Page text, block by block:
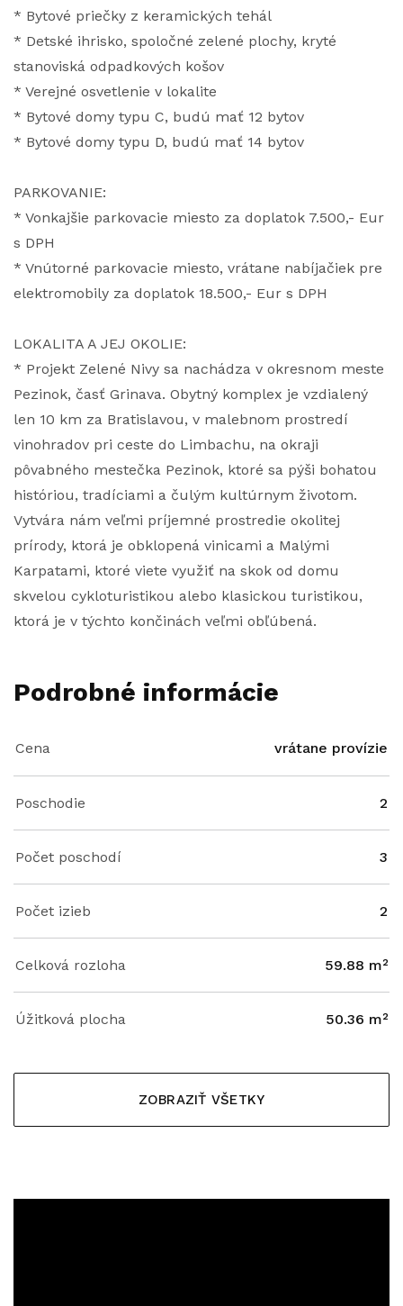
* Bytové priečky z keramických tehál
* Detské ihrisko, spoločné zelené plochy, kryté
stanoviská odpadkových košov
* Verejné osvetlenie v lokalite
* Bytové domy typu C, budú mať 12 bytov
* Bytové domy typu D, budú mať 14 bytov
PARKOVANIE:
* Vonkajšie parkovacie miesto za doplatok 7.500,- Eur
s DPH
* Vnútorné parkovacie miesto, vrátane nabíjačiek pre
elektromobily za doplatok 18.500,- Eur s DPH
LOKALITA A JEJ OKOLIE:
* Projekt Zelené Nivy sa nachádza v okresnom meste
Pezinok, časť Grinava. Obytný komplex je vzdialený
len 10 km za Bratislavou, v malebnom prostredí
vinohradov pri ceste do Limbachu, na okraji
pôvabného mestečka Pezinok, ktoré sa pýši bohatou
históriou, tradíciami a čulým kultúrnym životom.
Vytvára nám veľmi príjemné prostredie okolitej
prírody, ktorá je obklopená vinicami a Malými
Karpatami, ktoré viete využiť na skok od domu
skvelou cykloturistikou alebo klasickou turistikou,
ktorá je v týchto končinách veľmi obľúbená.
Podrobné informácie
Cena vrátane provízie
Poschodie 2
Počet poschodí 3
Počet izieb 2
Celková rozloha 59.88 m²
Úžitková plocha 50.36 m²
ZOBRAZIŤ VŠETKY